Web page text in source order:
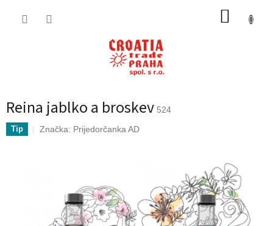
Reina jablko a broskev 524
Tip Značka: Prijedorčanka AD